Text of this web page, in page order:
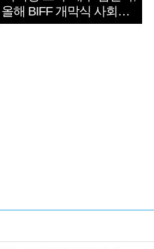
올해 BIFF 개막식 사회자
확정